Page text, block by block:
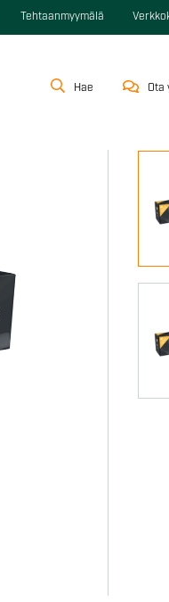
Tehtaanmyymälä
Hae Ota